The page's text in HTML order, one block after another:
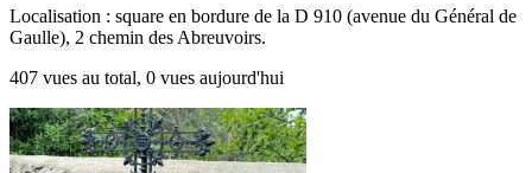
Localisation : square en bordure de la D 910 (avenue du Général de
Gaulle), 2 chemin des Abreuvoirs.
407 vues au total, 0 vues aujourd'hui